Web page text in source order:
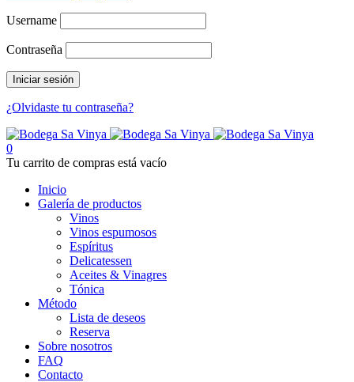
Username
Contraseña
¿Olvidaste tu contraseña?
0
Tu carrito de compras está vacío
Inicio
Galería de productos
Vinos
Vinos espumosos
Espíritus
Delicatessen
Aceites & Vinagres
Tónica
Método
Lista de deseos
Reserva
Sobre nosotros
FAQ
Contacto